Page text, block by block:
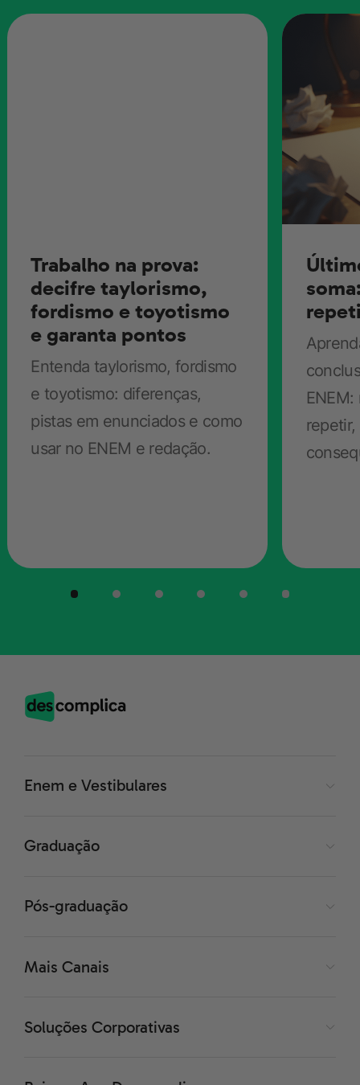
Trabalho na prova:
decifre taylorismo,
fordismo e toyotismo
e garanta pontos
Entenda taylorismo, fordismo
e toyotismo: diferenças,
pistas em enunciados e como
usar no ENEM e redação.
Enem e Vestibulares
Graduação
Pós-graduação
Mais Canais
Soluções Corporativas